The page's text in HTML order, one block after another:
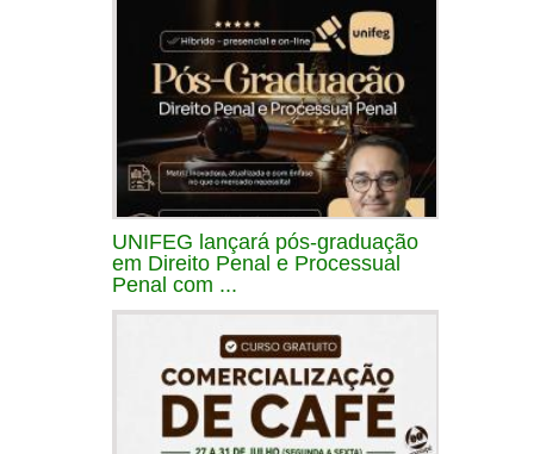
UNIFEG lançará pós-graduação
em Direito Penal e Processual
Penal com ...